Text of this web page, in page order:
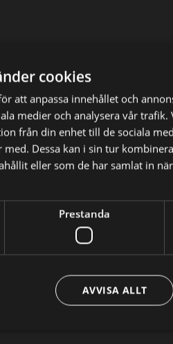
och om skoltiden.
den unika möjligheten att
arbete.
två generationer. Del 2 av 3:
cookies
att anpassa innehållet och
medier och analysera vår trafik.
från din enhet till de sociala
Dessa kan i sin tur
eller som de har samlat in
Prestanda
AVVISA ALLT